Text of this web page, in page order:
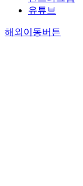
유튜브
해외이동버튼